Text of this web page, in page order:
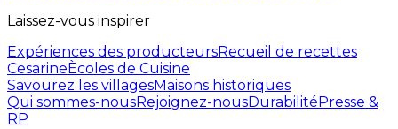
Laissez-vous inspirer
Expériences des producteursRecueil de recettes
CesarineÈcoles de Cuisine
Savourez les villagesMaisons historiques
Qui sommes-nousRejoignez-nousDurabilitéPresse &
RP